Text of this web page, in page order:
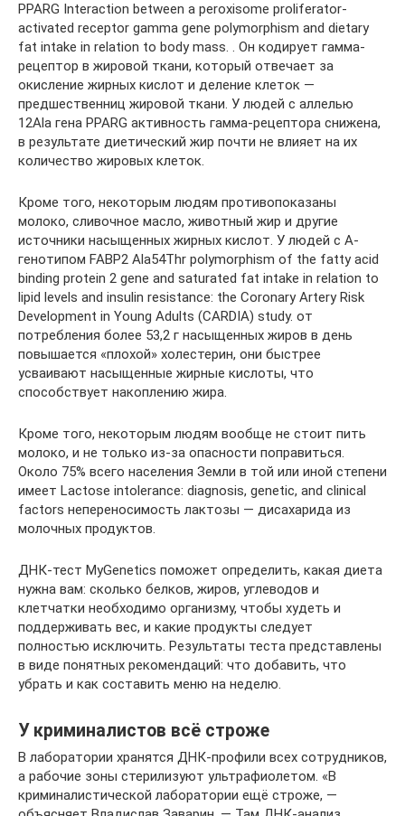
PPARG Interaction between a peroxisome proliferator-
activated receptor gamma gene polymorphism and dietary
fat intake in relation to body mass. . Он кодирует гамма-
рецептор в жировой ткани, который отвечает за
окисление жирных кислот и деление клеток —
предшественниц жировой ткани. У людей с аллелью
12Ala гена PPARG активность гамма-рецептора снижена,
в результате диетический жир почти не влияет на их
количество жировых клеток.
Кроме того, некоторым людям противопоказаны
молоко, сливочное масло, животный жир и другие
источники насыщенных жирных кислот. У людей с А-
генотипом FABP2 Ala54Thr polymorphism of the fatty acid
binding protein 2 gene and saturated fat intake in relation to
lipid levels and insulin resistance: the Coronary Artery Risk
Development in Young Adults (CARDIA) study. от
потребления более 53,2 г насыщенных жиров в день
повышается «плохой» холестерин, они быстрее
усваивают насыщенные жирные кислоты, что
способствует накоплению жира.
Кроме того, некоторым людям вообще не стоит пить
молоко, и не только из-за опасности поправиться.
Около 75% всего населения Земли в той или иной степени
имеет Lactose intolerance: diagnosis, genetic, and clinical
factors непереносимость лактозы — дисахарида из
молочных продуктов.
ДНК-тест MyGenetics поможет определить, какая диета
нужна вам: сколько белков, жиров, углеводов и
клетчатки необходимо организму, чтобы худеть и
поддерживать вес, и какие продукты следует
полностью исключить. Результаты теста представлены
в виде понятных рекомендаций: что добавить, что
убрать и как составить меню на неделю.
У криминалистов всё строже
В лаборатории хранятся ДНК-профили всех сотрудников,
а рабочие зоны стерилизуют ультрафиолетом. «В
криминалистической лаборатории ещё строже, —